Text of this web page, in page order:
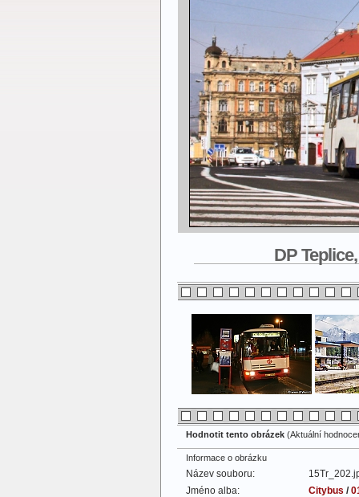
DP
Hodnotit tento obrázek (Aktuální
Informace o obrázku
Název souboru:
Jméno alba:
Citybus /